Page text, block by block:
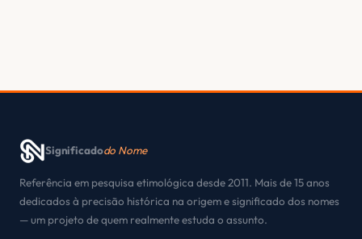
Significadodo Nome
Referência em pesquisa etimológica desde 2011. Mais de 15 anos
dedicados à precisão histórica na origem e significado dos nomes
— um projeto de quem realmente estuda o assunto.